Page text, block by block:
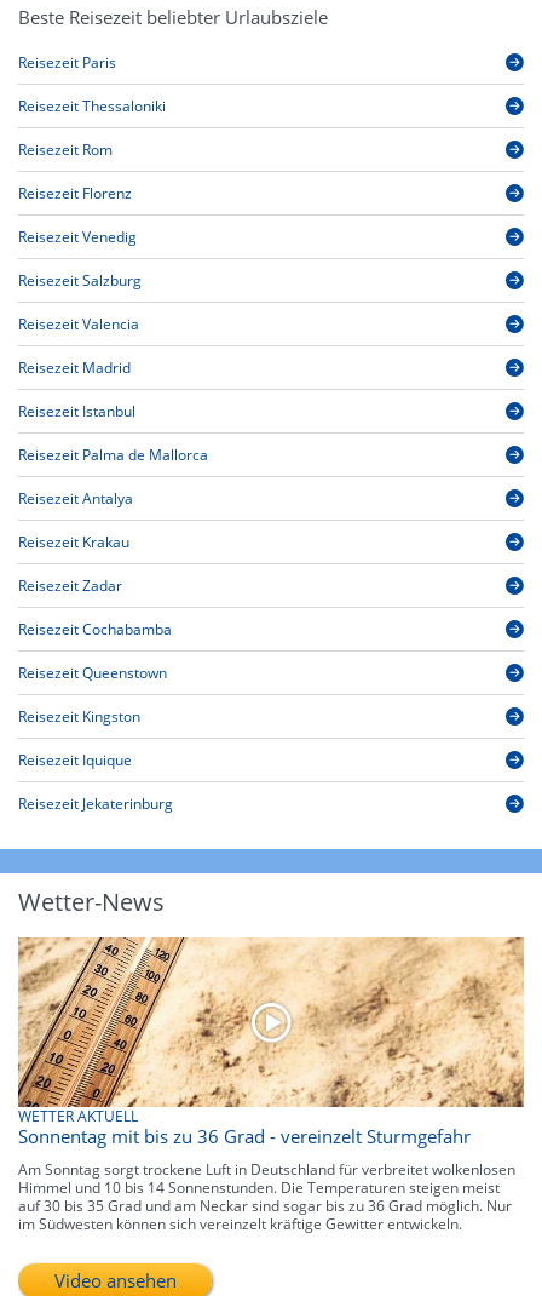
Beste Reisezeit beliebter Urlaubsziele
Reisezeit Paris
Reisezeit Thessaloniki
Reisezeit Rom
Reisezeit Florenz
Reisezeit Venedig
Reisezeit Salzburg
Reisezeit Valencia
Reisezeit Madrid
Reisezeit Istanbul
Reisezeit Palma de Mallorca
Reisezeit Antalya
Reisezeit Krakau
Reisezeit Zadar
Reisezeit Cochabamba
Reisezeit Queenstown
Reisezeit Kingston
Reisezeit Iquique
Reisezeit Jekaterinburg
Wetter-News
WETTER AKTUELL
Sonnentag mit bis zu 36 Grad - vereinzelt Sturmgefahr
Am Sonntag sorgt trockene Luft in Deutschland für verbreitet wolkenlosen
Himmel und 10 bis 14 Sonnenstunden. Die Temperaturen steigen meist
auf 30 bis 35 Grad und am Neckar sind sogar bis zu 36 Grad möglich. Nur
im Südwesten können sich vereinzelt kräftige Gewitter entwickeln.
Video ansehen